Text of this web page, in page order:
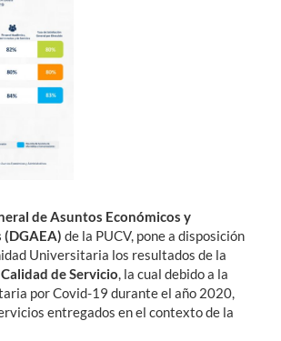
de Asuntos Económicos y
de la PUCV, pone a disposición
Universitaria los resultados de la
de Servicio, la cual debido a la
por Covid-19 durante el año 2020,
entregados en el contexto de la